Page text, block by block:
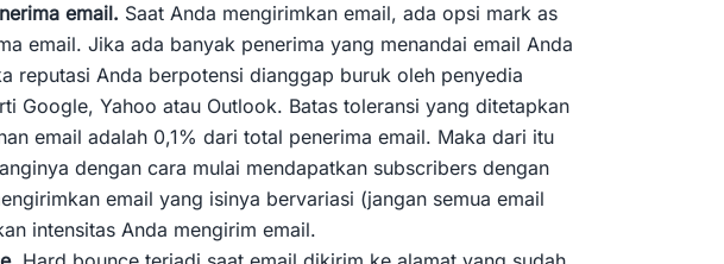
email. Saat Anda mengirimkan email, ada opsi mark as
email. Jika ada banyak penerima yang menandai email Anda
reputasi Anda berpotensi dianggap buruk oleh penyedia
Google, Yahoo atau Outlook. Batas toleransi yang ditetapkan
email adalah 0,1% dari total penerima email. Maka dari itu
dengan cara mulai mendapatkan subscribers dengan
email yang isinya bervariasi (jangan semua email
intensitas Anda mengirim email.